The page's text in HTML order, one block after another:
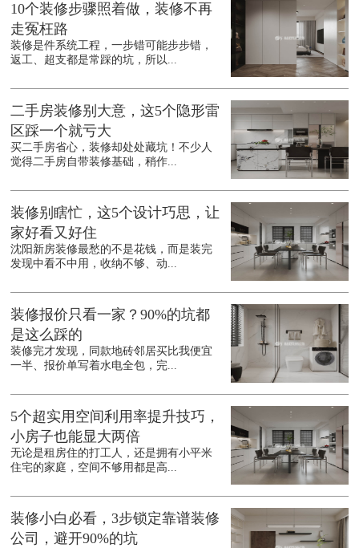
10个装修步骤照着做，装修不再
走冤枉路
装修是件系统工程，一步错可能步步错，
返工、超支都是常踩的坑，所以...
二手房装修别大意，这5个隐形雷
区踩一个就亏大
买二手房省心，装修却处处藏坑！不少人
觉得二手房自带装修基础，稍作...
装修别瞎忙，这5个设计巧思，让
家好看又好住
沈阳新房装修最愁的不是花钱，而是装完
发现中看不中用，收纳不够、动...
装修报价只看一家？90%的坑都
是这么踩的
装修完才发现，同款地砖邻居买比我便宜
一半、报价单写着水电全包，完...
5个超实用空间利用率提升技巧，
小房子也能显大两倍
无论是租房住的打工人，还是拥有小平米
住宅的家庭，空间不够用都是高...
装修小白必看，3步锁定靠谱装修
公司，避开90%的坑